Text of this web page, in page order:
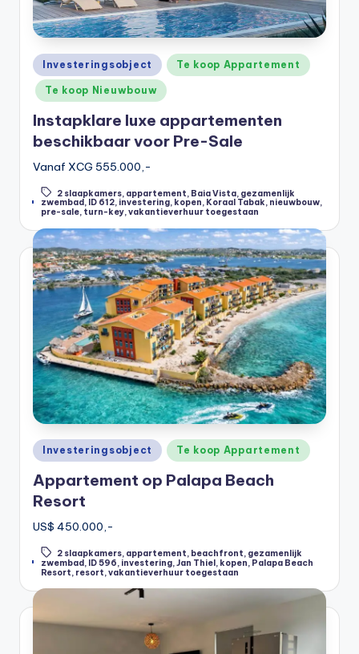
Posted
in
Investeringsobject Te koop Appartement
Te koop Nieuwbouw
Instapklare luxe appartementen
beschikbaar voor Pre-Sale
Vanaf XCG 555.000,-
Tags:
2 slaapkamers, appartement Baia Vista, gezamenlijk
zwembad , ID 612, investering, kopen, Koraal Tabak, nieuwbouw,
pre-sale, turn-key,vakantieverhuur toegestaan
Posted
in
Investeringsobject Te koop Appartement
Appartement op Palapa Beach
Resort
US$ 450.000,-
Tags:
2 slaapkamers, appartement beachfront gezamenlijk
zwembad, ID 596 investering, Jan Thiel, kopen Palapa Beach
Resort resort vakantieverhuur toegestaan